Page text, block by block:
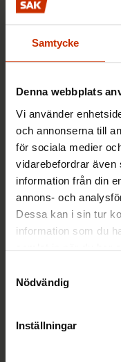
Samtycke
Denna webbplats
Vi använder
och annonserna till
för sociala medier
vidarebefordrar även
information från din
annons- och
Dessa kan i sin tur
information som du
Nödvändig
Inställningar
10.5.2017TACK FÖR ALLA
Ordning och reda